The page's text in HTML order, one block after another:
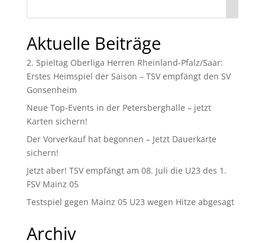
Aktuelle Beiträge
2. Spieltag Oberliga Herren Rheinland-Pfalz/Saar:
Erstes Heimspiel der Saison – TSV empfängt den SV
Gonsenheim
Neue Top-Events in der Petersberghalle – jetzt
Karten sichern!
Der Vorverkauf hat begonnen – Jetzt Dauerkarte
sichern!
Jetzt aber! TSV empfängt am 08. Juli die U23 des 1.
FSV Mainz 05
Testspiel gegen Mainz 05 U23 wegen Hitze abgesagt
Archiv